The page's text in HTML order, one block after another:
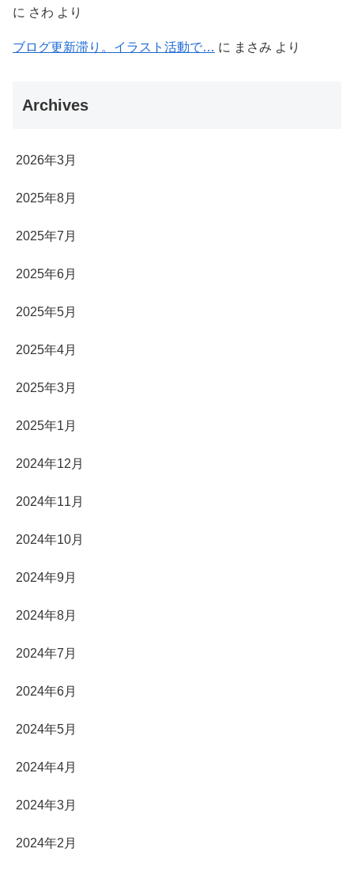
に さわ より
ブログ更新滞り。イラスト活動で… に まさみ より
Archives
2026年3月
2025年8月
2025年7月
2025年6月
2025年5月
2025年4月
2025年3月
2025年1月
2024年12月
2024年11月
2024年10月
2024年9月
2024年8月
2024年7月
2024年6月
2024年5月
2024年4月
2024年3月
2024年2月